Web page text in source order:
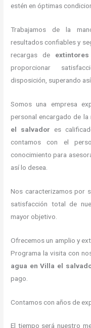
estén en óptimas
Trabajamos de la
resultados confiables y
recargas de
proporcionar
disposición, superando
Somos una empresa
personal encargado de la
el salvador es
contamos con el
conocimiento para
así lo desea.
Nos caracterizamos por
satisfacción total de
mayor objetivo.
Ofrecemos un amplio y
Programa la visita con
agua en Villa el
pago.
Contamos con años de
El tiempo será nuestro